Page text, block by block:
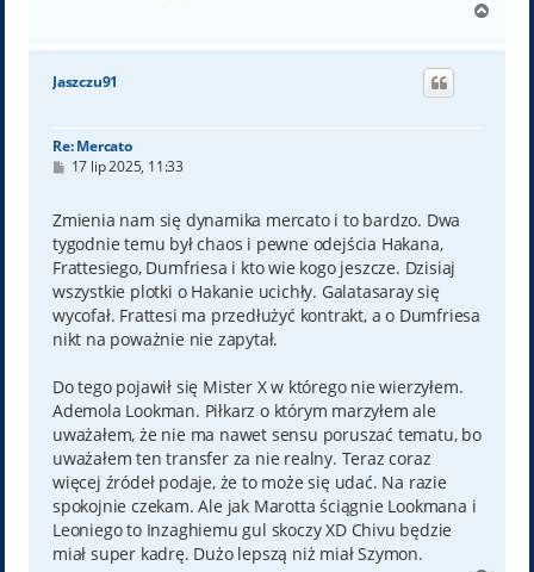
g
Jaszczu91
Re: Mercato
P
t
17 lip 2025, 11:33
Zmienia nam się dynamika mercato i to bardzo. Dwa
tygodnie temu był chaos i pewne odejścia Hakana,
Frattesiego, Dumfriesa i kto wie kogo jeszcze. Dzisiaj
wszystkie plotki o Hakanie ucichły. Galatasaray się
wycofał. Frattesi ma przedłużyć kontrakt, a o Dumfriesa
nikt na poważnie nie zapytał.
Do tego pojawił się Mister X w którego nie wierzyłem.
Ademola Lookman. Piłkarz o którym marzyłem ale
uważałem, że nie ma nawet sensu poruszać tematu, bo
uważałem ten transfer za nie realny. Teraz coraz
więcej źródeł podaje, że to może się udać. Na razie
spokojnie czekam. Ale jak Marotta ściągnie Lookmana i
Leoniego to Inzaghiemu gul skoczy XD Chivu będzie
miał super kadrę. Dużo lepszą niż miał Szymon.